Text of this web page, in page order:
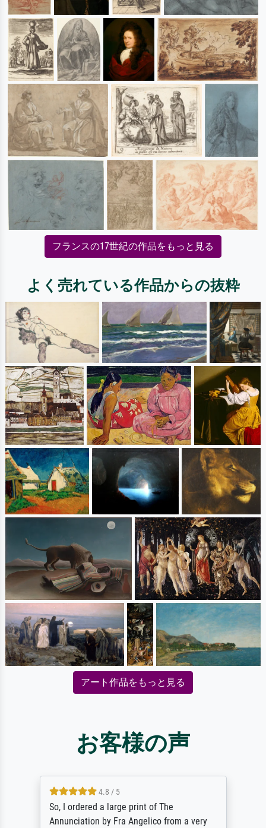
フランスの17世紀の作品をもっと見る
よく売れている作品からの抜粋
アート作品をもっと見る
お客様の声
4.8 / 5
So, I ordered a large print of The
Annunciation by Fra Angelico from a very